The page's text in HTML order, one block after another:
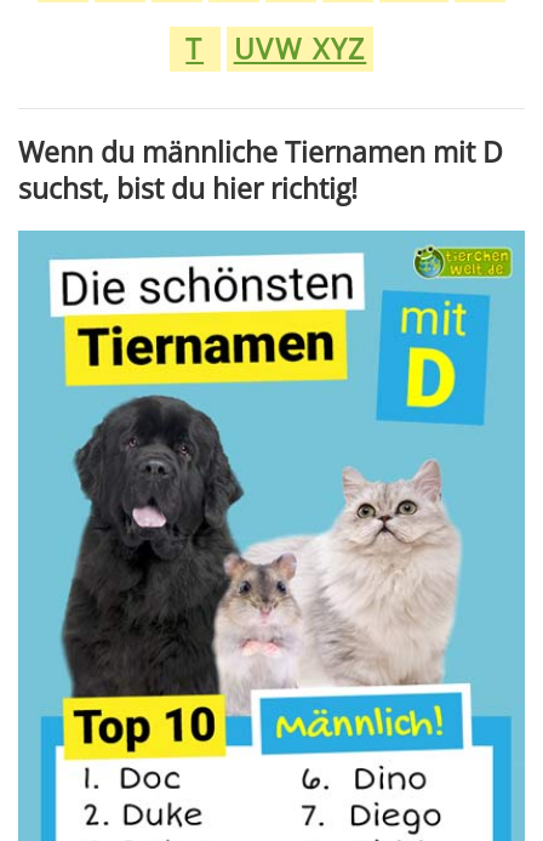
T
UVW XYZ
Wenn du männliche Tiernamen mit D
suchst, bist du hier richtig!